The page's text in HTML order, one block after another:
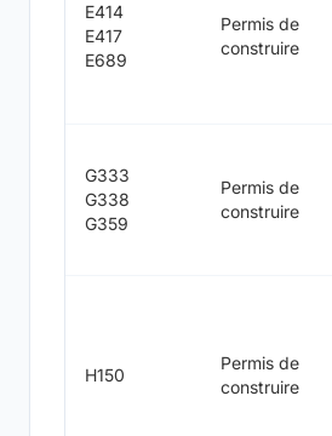
E414
E417
E689
Permis de
construire
G333
G338
G359
Permis de
construire
H150
Permis de
construire